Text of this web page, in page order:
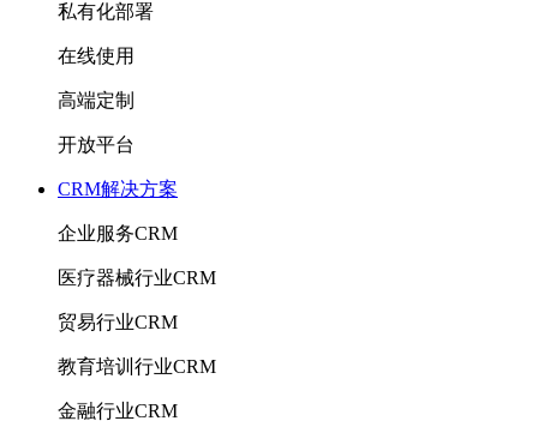
私有化部署
在线使用
高端定制
开放平台
CRM解决方案
企业服务CRM
医疗器械行业CRM
贸易行业CRM
教育培训行业CRM
金融行业CRM